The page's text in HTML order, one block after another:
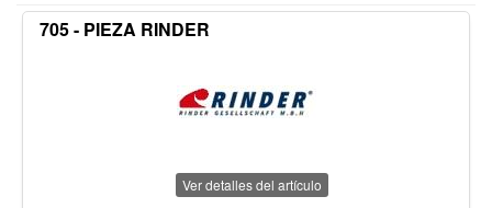
705 - PIEZA RINDER
Ver detalles del artículo